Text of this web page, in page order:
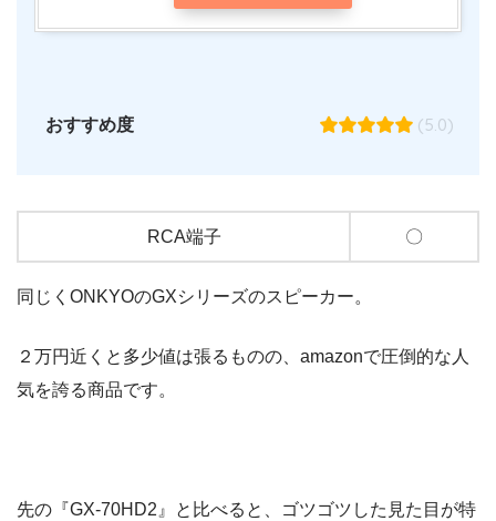
おすすめ度 (5.0)
RCA端子 〇
同じくONKYOのGXシリーズのスピーカー。
２万円近くと多少値は張るものの、amazonで圧倒的な人
気を誇る商品です。
先の『GX-70HD2』と比べると、ゴツゴツした見た目が特